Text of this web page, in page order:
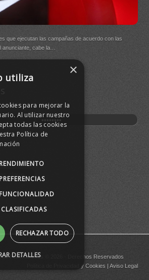
que ejecutan las campañas de acuerdo con las
cabe la…
de Publicaciones © 2026 - Derechos Reservados
y Cookies | Aviso Legal
×
utiliza
para mejorar la
Al utilizar nuestro
todas las cookies
Política de
RECHAZAR TODO
DETALLES